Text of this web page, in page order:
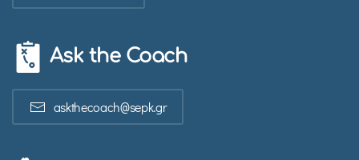
Ask the Coach
askthecoach@sepk.gr